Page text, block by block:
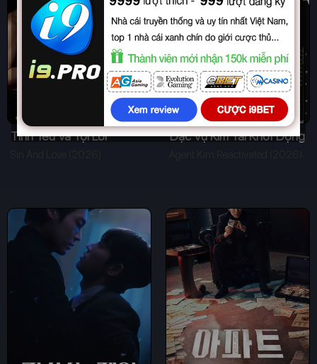
Tình Yêu Và Tội Lỗi Đặc Vụ Kim Tái Khởi Động